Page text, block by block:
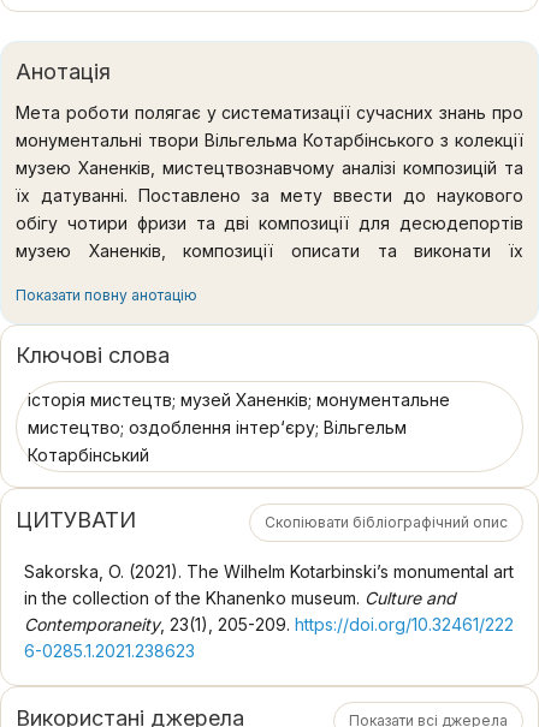
Анотація
Мета роботи полягає у систематизації сучасних знань про
монументальні твори Вільгельма Котарбінського з колекції
музею Ханенків, мистецтвознавчому аналізі композицій та
їх датуванні. Поставлено за мету ввести до наукового
обігу чотири фризи та дві композиції для десюдепортів
музею Ханенків, композиції описати та виконати їх
застосуванні загальнонаукових і спеціальних підходів та
окреслити часові рамки створення полотен, атрибутувати
окремі їх сюжети, знайти композиційні прототипи.
Використано аналітичний та комплексний метод при
систематизації та узагальненні теоретичного матеріалу.
Під час роботи з ілюстративним матеріалом застосовано
методи морфологічного, композиційного, художнього,
стилістичного та комплексного аналізу. Наукова новизна
аналізі та датуванні монументальних творів Вільгельма
Котарбінського з колекції музею Ханенків творів.
Розглядається специфіка художнього методу художника
Ханенків. Викладені у статті відомості побіжно позначають
часові рамки створення усього декоративного оздоблення
Показати повну анотацію
Ключові слова
історія мистецтв; музей Ханенків; монументальне
мистецтво; оздоблення інтер‘єру; Вільгельм
Котарбінський
ЦИТУВАТИ Скопіювати бібліографічний опис
Sakorska, O. (2021). The Wilhelm Kotarbinski’s monumental art
in the collection of the Khanenko museum. Culture and
Contemporaneity, 23(1), 205-209. https://doi.org/10.32461/222
6-0285.1.2021.238623
Використані джерела Показати всі джерела